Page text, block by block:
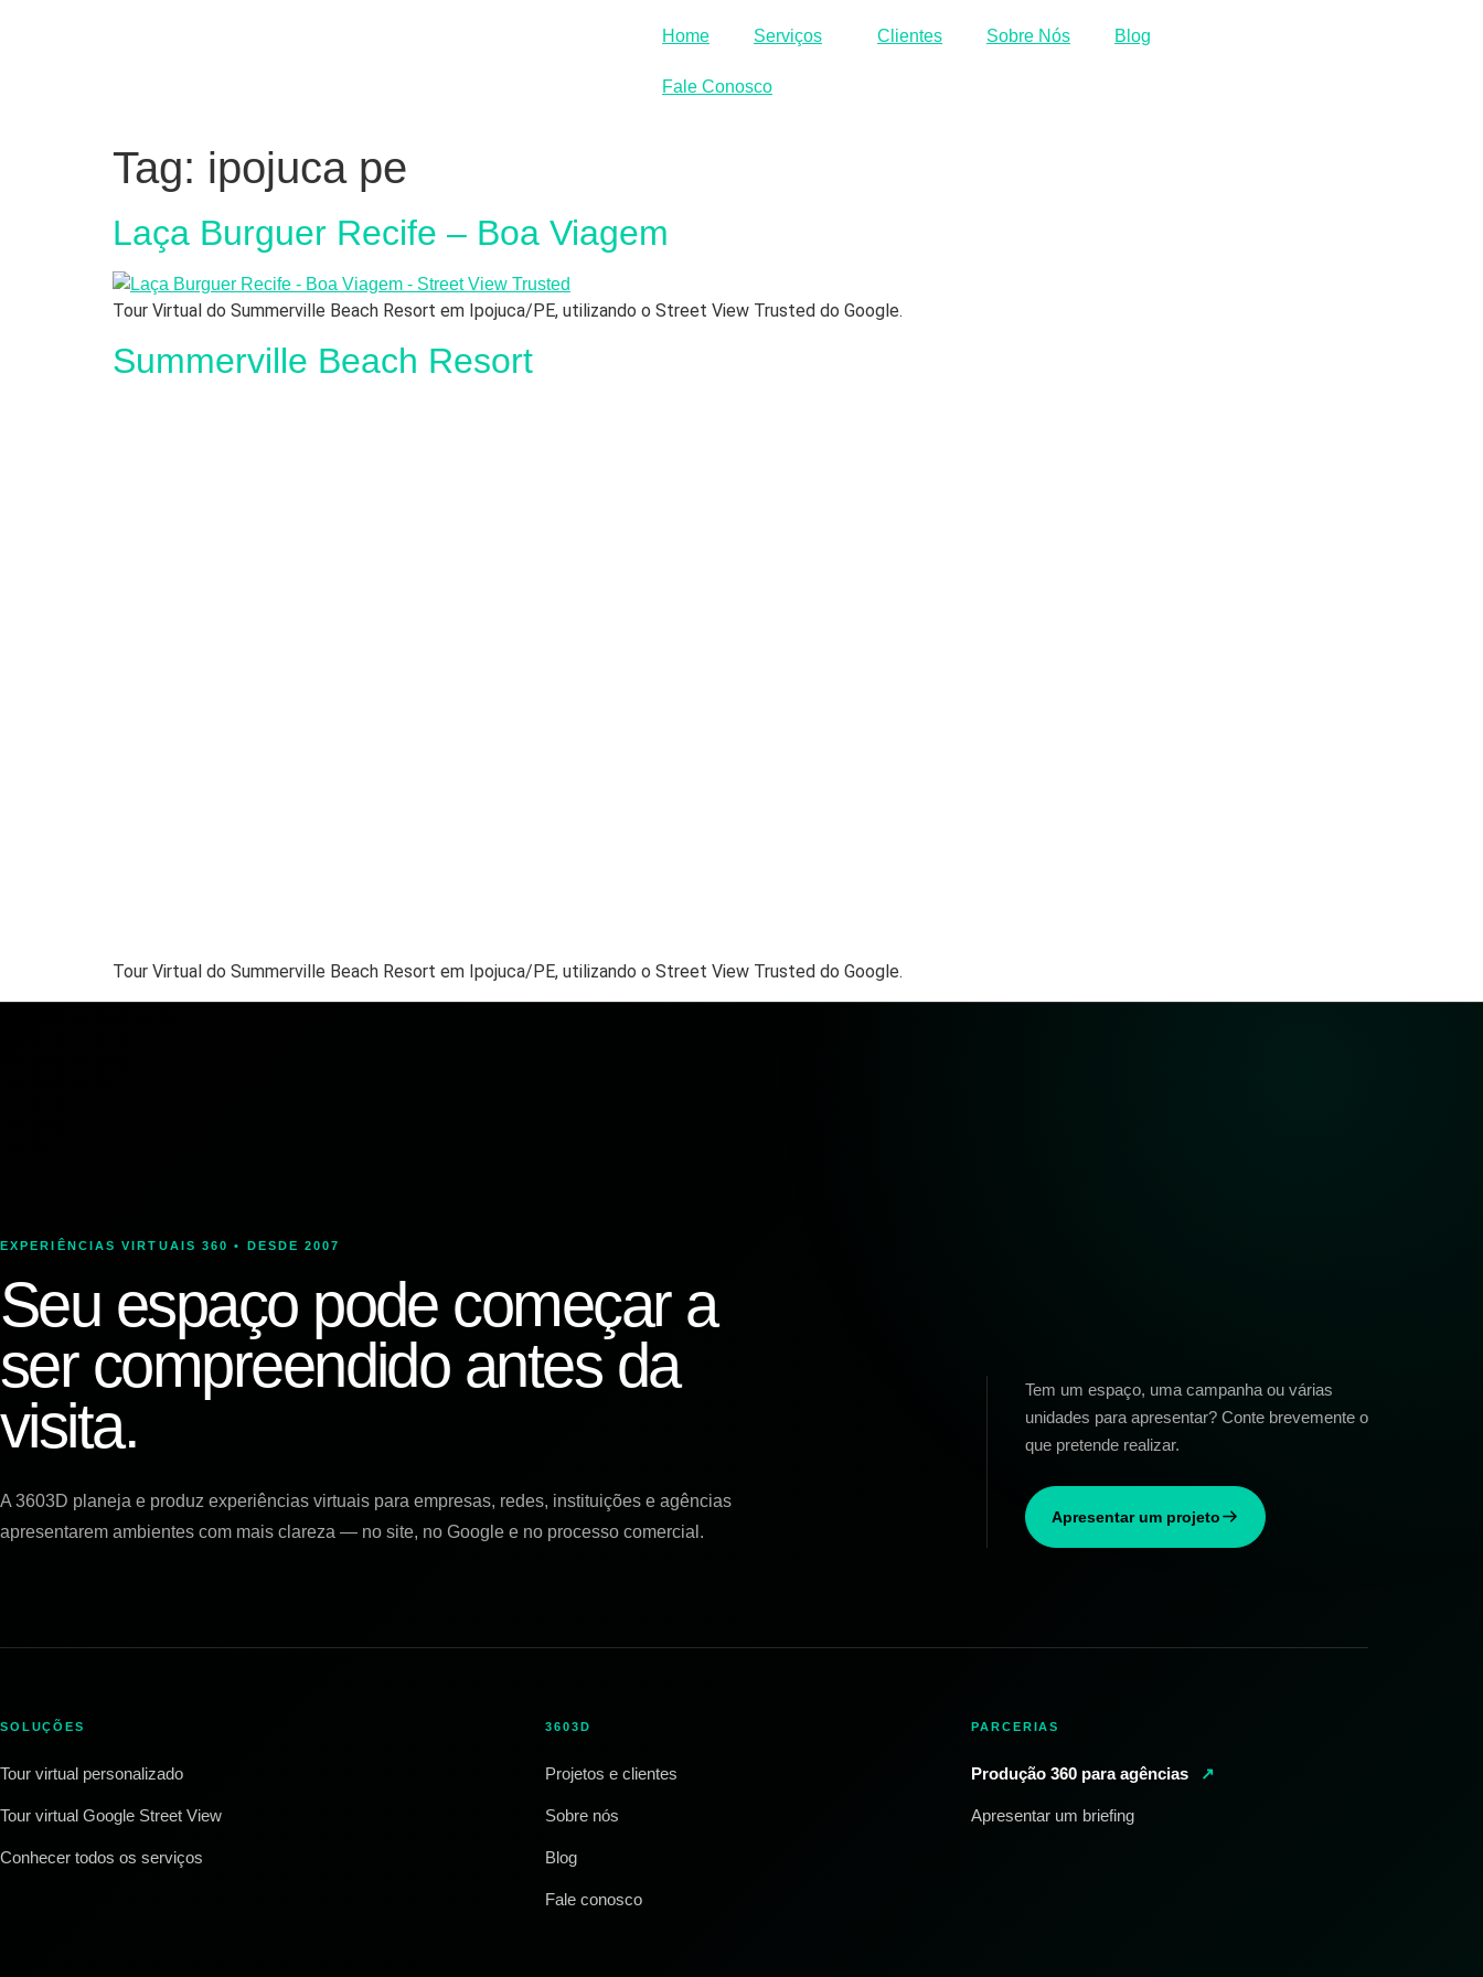
Home Serviços Clientes Sobre Nós Blog
Fale Conosco
Tag: ipojuca pe
Laça Burguer Recife – Boa Viagem
Tour Virtual do Summerville Beach Resort em Ipojuca/PE, utilizando o Street View Trusted do Google.
Summerville Beach Resort
Tour Virtual do Summerville Beach Resort em Ipojuca/PE, utilizando o Street View Trusted do Google.
EXPERIÊNCIAS VIRTUAIS 360 • DESDE 2007
Seu espaço pode começar a
ser compreendido antes da
visita.
A 3603D planeja e produz experiências virtuais para empresas, redes, instituições e agências
apresentarem ambientes com mais clareza — no site, no Google e no processo comercial.
Tem um espaço, uma campanha ou várias
unidades para apresentar? Conte brevemente o
que pretende realizar.
Apresentar um projeto
SOLUÇÕES
Tour virtual personalizado
Tour virtual Google Street View
Conhecer todos os serviços
3603D
Projetos e clientes
Sobre nós
Blog
Fale conosco
PARCERIAS
Produção 360 para agências ↗
Apresentar um briefing